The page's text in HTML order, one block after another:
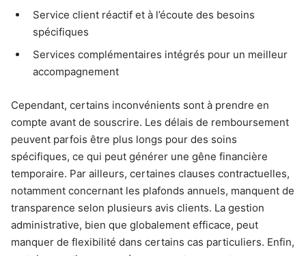
Service client réactif et à l’écoute des besoins
spécifiques
Services complémentaires intégrés pour un meilleur
accompagnement
Cependant, certains inconvénients sont à prendre en
compte avant de souscrire. Les délais de remboursement
peuvent parfois être plus longs pour des soins
spécifiques, ce qui peut générer une gêne financière
temporaire. Par ailleurs, certaines clauses contractuelles,
notamment concernant les plafonds annuels, manquent de
transparence selon plusieurs avis clients. La gestion
administrative, bien que globalement efficace, peut
manquer de flexibilité dans certains cas particuliers. Enfin,